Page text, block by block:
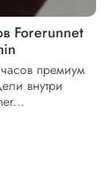
Forerunnet
премиум
внутри